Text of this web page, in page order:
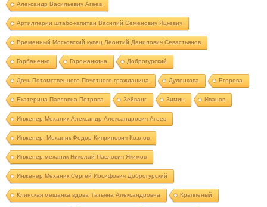
Александр Васильевич Агеев
Артиллерии штабс-капитан Василий Семенович Яцкевич
Временный Московский купец Леонтий Данилович Севастьянов
Горбаненко Горожанкина Доброгурский
Дочь Потомственного Почетного гражданина Дуленкова Егорова
Екатерина Павловна Петрова Зейванг Зимин Иванов
Инженер-Механик Александр Александрович Агеев
Инженер -Механик Федор Кипринович Козлов
Инженер-механик Николай Павлович Якимов
Инженер Механик Сергей Иосифович Доброгурский
Клинская мещанка вдова Татьяна Александровна Крапленый